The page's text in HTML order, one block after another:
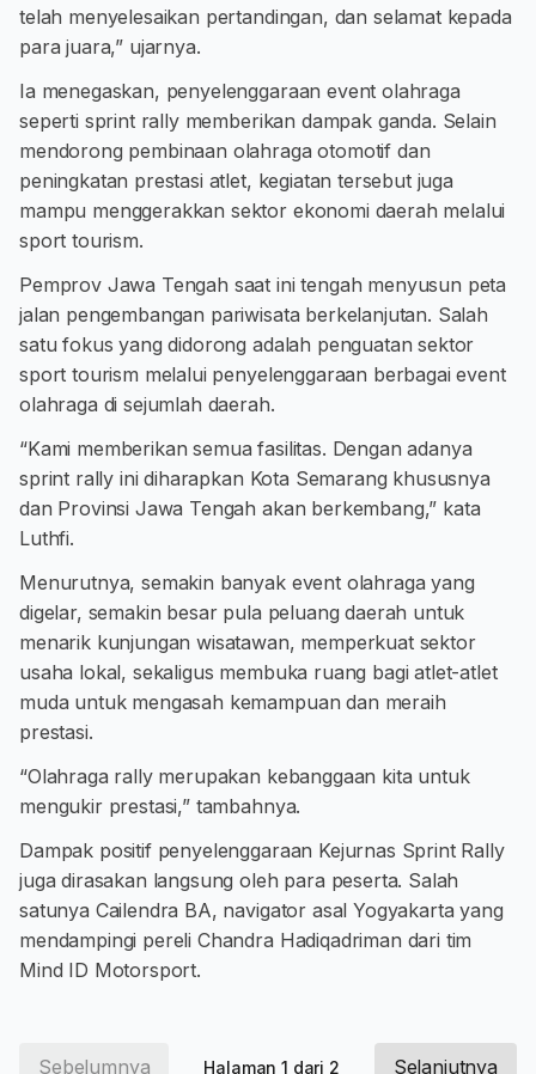
telah menyelesaikan pertandingan, dan selamat kepada
para juara,” ujarnya.
Ia menegaskan, penyelenggaraan event olahraga
seperti sprint rally memberikan dampak ganda. Selain
mendorong pembinaan olahraga otomotif dan
peningkatan prestasi atlet, kegiatan tersebut juga
mampu menggerakkan sektor ekonomi daerah melalui
sport tourism.
Pemprov Jawa Tengah saat ini tengah menyusun peta
jalan pengembangan pariwisata berkelanjutan. Salah
satu fokus yang didorong adalah penguatan sektor
sport tourism melalui penyelenggaraan berbagai event
olahraga di sejumlah daerah.
“Kami memberikan semua fasilitas. Dengan adanya
sprint rally ini diharapkan Kota Semarang khususnya
dan Provinsi Jawa Tengah akan berkembang,” kata
Luthfi.
Menurutnya, semakin banyak event olahraga yang
digelar, semakin besar pula peluang daerah untuk
menarik kunjungan wisatawan, memperkuat sektor
usaha lokal, sekaligus membuka ruang bagi atlet-atlet
muda untuk mengasah kemampuan dan meraih
prestasi.
“Olahraga rally merupakan kebanggaan kita untuk
mengukir prestasi,” tambahnya.
Dampak positif penyelenggaraan Kejurnas Sprint Rally
juga dirasakan langsung oleh para peserta. Salah
satunya Cailendra BA, navigator asal Yogyakarta yang
mendampingi pereli Chandra Hadiqadriman dari tim
Mind ID Motorsport.
Sebelumnya Halaman 1 dari 2 Selanjutnya